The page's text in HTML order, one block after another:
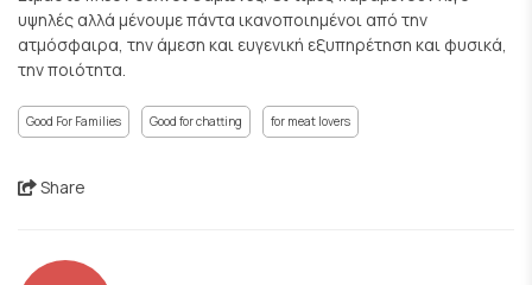
υψηλές αλλά μένουμε πάντα ικανοποιημένοι από την
ατμόσφαιρα, την άμεση και ευγενική εξυπηρέτηση και φυσικά,
την ποιότητα.
Good For Families Good for chatting for meat lovers
Share